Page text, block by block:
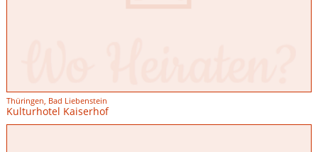
Thüringen, Bad Liebenstein
Kulturhotel Kaiserhof